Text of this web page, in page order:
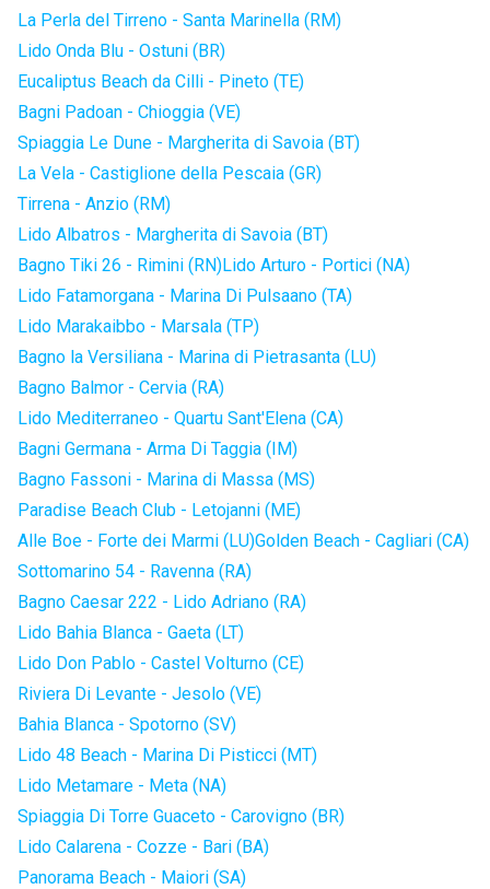
La Perla del Tirreno - Santa Marinella (RM)
Lido Onda Blu - Ostuni (BR)
Eucaliptus Beach da Cilli - Pineto (TE)
Bagni Padoan - Chioggia (VE)
Spiaggia Le Dune - Margherita di Savoia (BT)
La Vela - Castiglione della Pescaia (GR)
Tirrena - Anzio (RM)
Lido Albatros - Margherita di Savoia (BT)
Bagno Tiki 26 - Rimini (RN)Lido Arturo - Portici (NA)
Lido Fatamorgana - Marina Di Pulsaano (TA)
Lido Marakaibbo - Marsala (TP)
Bagno la Versiliana - Marina di Pietrasanta (LU)
Bagno Balmor - Cervia (RA)
Lido Mediterraneo - Quartu Sant'Elena (CA)
Bagni Germana - Arma Di Taggia (IM)
Bagno Fassoni - Marina di Massa (MS)
Paradise Beach Club - Letojanni (ME)
Alle Boe - Forte dei Marmi (LU)Golden Beach - Cagliari (CA)
Sottomarino 54 - Ravenna (RA)
Bagno Caesar 222 - Lido Adriano (RA)
Lido Bahia Blanca - Gaeta (LT)
Lido Don Pablo - Castel Volturno (CE)
Riviera Di Levante - Jesolo (VE)
Bahia Blanca - Spotorno (SV)
Lido 48 Beach - Marina Di Pisticci (MT)
Lido Metamare - Meta (NA)
Spiaggia Di Torre Guaceto - Carovigno (BR)
Lido Calarena - Cozze - Bari (BA)
Panorama Beach - Maiori (SA)